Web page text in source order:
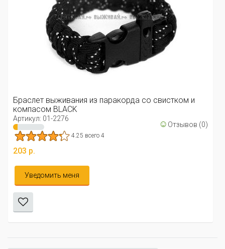
Браслет выживания из паракорда со свистком и
компасом BLACK
Артикул: 01-2276
Отзывов (0)
4.25 всего 4
203 р.
Уведомить меня